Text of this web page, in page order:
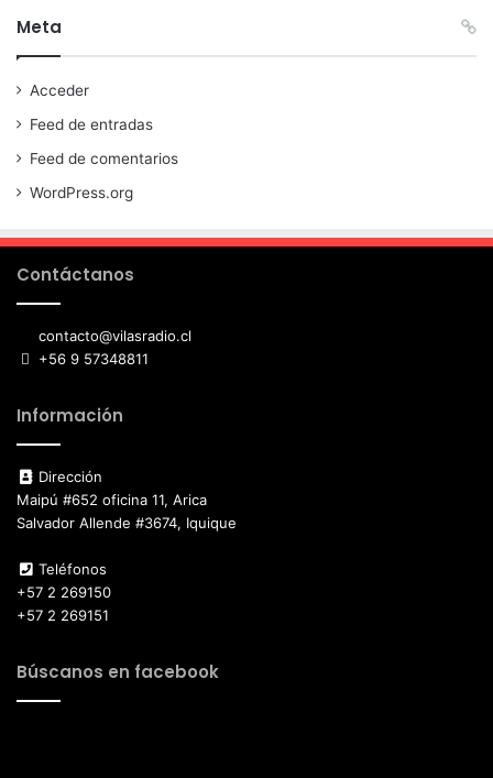
Meta
Acceder
Feed de entradas
Feed de comentarios
WordPress.org
Contáctanos
contacto@vilasradio.cl
+56 9 57348811
Información
Dirección
Maipú #652 oficina 11, Arica
Salvador Allende #3674, Iquique
Teléfonos
+57 2 269150
+57 2 269151
Búscanos en facebook